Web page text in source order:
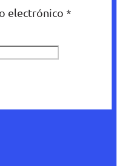
electrónico *